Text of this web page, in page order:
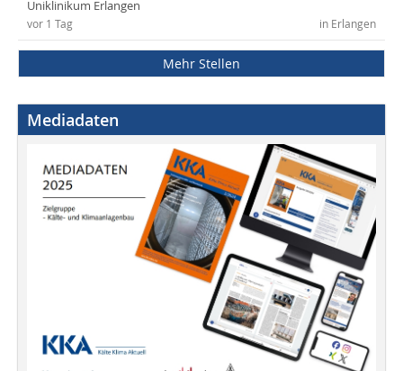
Uniklinikum Erlangen
in Erlangen
vor 1 Tag
Mehr Stellen
Mediadaten